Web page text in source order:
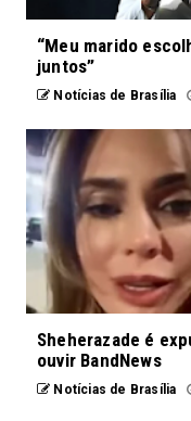
“Meu marido
juntos”
Notícias de Brasília
Sheherazade é
ouvir BandNews
Notícias de Brasília